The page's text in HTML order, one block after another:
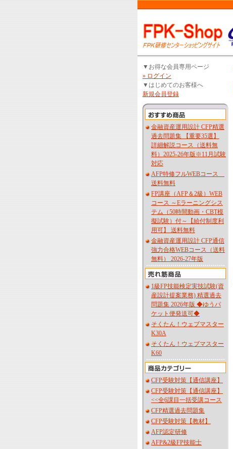
▼お得な会員専用ページ
» ログイン
▼はじめてのお客様へ
新規会員登録
金融資産運用設計 CFP精選
過去問題集 【重要35選】
詳細解説コース（送料無
料）2025-26年版※11月試験
対応
AFP特修フルWEBコース
送料無料
FP講座（AFP＆2級）WEB
コース ～Eラーニングシス
テム（50時間動画・CBT模
擬試験）付～【給付制度利
用可】 送料無料
金融資産運用設計 CFP通信
強力合格WEBコース（送料
無料） 2026-27年版
1級FP技能検定実技試験(資
産設計提案業務) 精選過去
問題集 2026年版 ◆ゆうパ
ケット便発送可◆
そくたん！ウェブマスター
K30A
そくたん！ウェブマスター
K60
CFP受験対策【通信講座】
CFP受験対策【通信講座】
<<全6課目一括受講コース
CFP精選過去問題集
CFP受験対策【教材】
AFP認定研修
AFP&2級FP技能士